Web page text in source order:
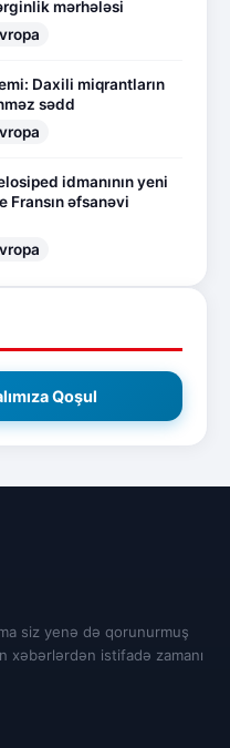
mərhələsi
Daxili miqrantların
sədd
idmanının yeni
Fransın əfsanəvi
Qoşul
siz yenə də qorunurmuş
xəbərlərdən istifadə zamanı